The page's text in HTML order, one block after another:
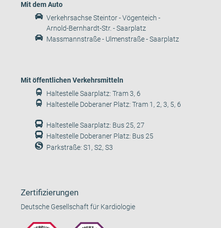
Mit dem Auto
Verkehrsachse Steintor - Vögenteich -
Arnold-Bernhardt-Str. - Saarplatz
Massmannstraße - Ulmenstraße - Saarplatz
Mit öffentlichen Verkehrsmitteln
Haltestelle Saarplatz: Tram 3, 6
Haltestelle Doberaner Platz: Tram 1, 2, 3, 5, 6
Haltestelle Saarplatz: Bus 25, 27
Haltestelle Doberaner Platz: Bus 25
Parkstraße: S1, S2, S3
Zertifizierungen
Deutsche Gesellschaft für Kardiologie